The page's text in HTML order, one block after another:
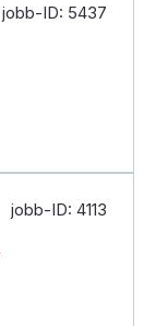
jobb-ID: 5437
jobb-ID: 4113